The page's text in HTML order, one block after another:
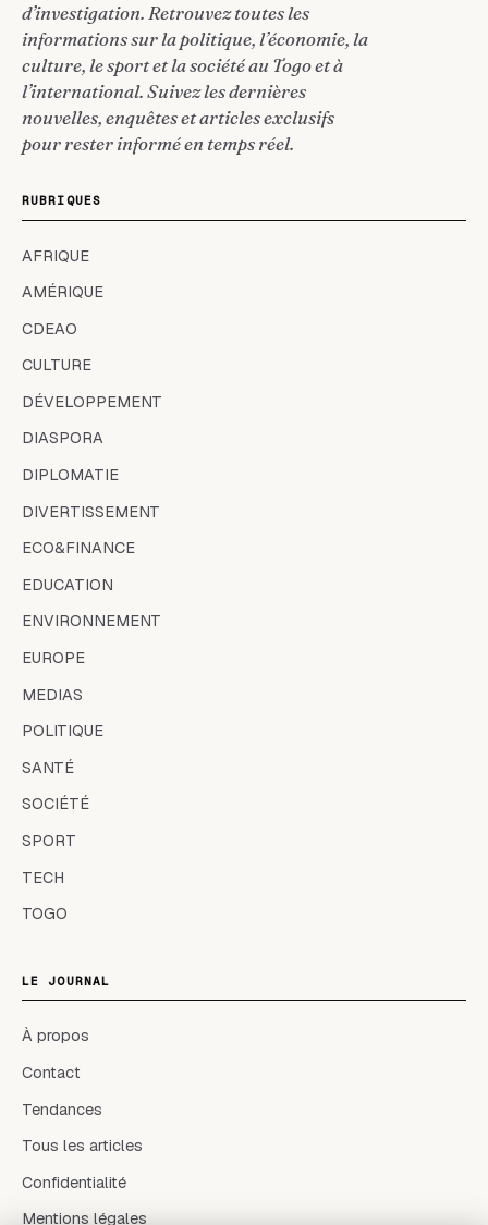
d’investigation. Retrouvez toutes les
informations sur la politique, l’économie, la
culture, le sport et la société au Togo et à
l’international. Suivez les dernières
nouvelles, enquêtes et articles exclusifs
pour rester informé en temps réel.
RUBRIQUES
AFRIQUE
AMÉRIQUE
CDEAO
CULTURE
DÉVELOPPEMENT
DIASPORA
DIPLOMATIE
DIVERTISSEMENT
ECO&FINANCE
EDUCATION
ENVIRONNEMENT
EUROPE
MEDIAS
POLITIQUE
SANTÉ
SOCIÉTÉ
SPORT
TECH
TOGO
LE JOURNAL
À propos
Contact
Tendances
Tous les articles
Confidentialité
Mentions légales